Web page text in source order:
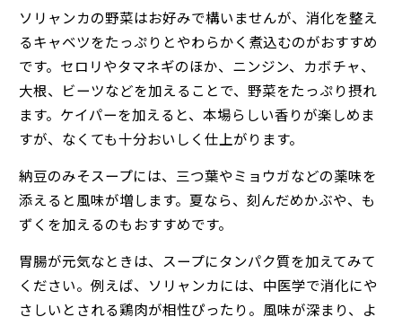
ソリャンカの野菜はお好みで構いませんが、消化を整え
るキャベツをたっぷりとやわらかく煮込むのがおすすめ
です。セロリやタマネギのほか、ニンジン、カボチャ、
大根、ビーツなどを加えることで、野菜をたっぷり摂れ
ます。ケイパーを加えると、本場らしい香りが楽しめま
すが、なくても十分おいしく仕上がります。
納豆のみそスープには、三つ葉やミョウガなどの薬味を
添えると風味が増します。夏なら、刻んだめかぶや、も
ずくを加えるのもおすすめです。
胃腸が元気なときは、スープにタンパク質を加えてみて
ください。例えば、ソリャンカには、中医学で消化にや
さしいとされる鶏肉が相性ぴったり。風味が深まり、よ